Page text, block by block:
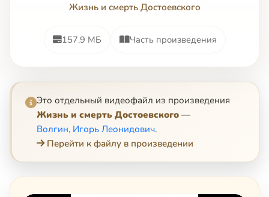
Жизнь и смерть Достоевского
157.9 МБ Часть произведения
Это отдельный видеофайл из произведения
Жизнь и смерть Достоевского —
Волгин, Игорь Леонидович.
Перейти к файлу в произведении